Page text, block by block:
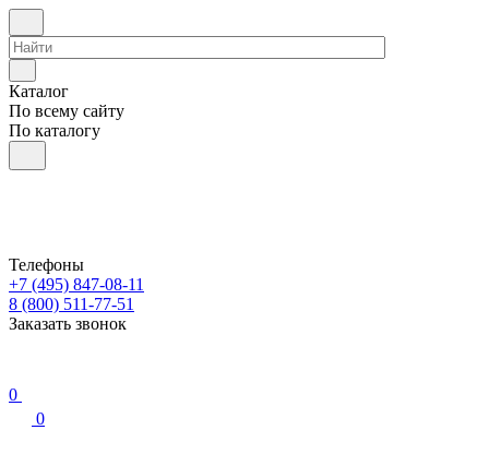
Каталог
По всему сайту
По каталогу
Телефоны
+7 (495) 847-08-11
8 (800) 511-77-51
Заказать звонок
0
0